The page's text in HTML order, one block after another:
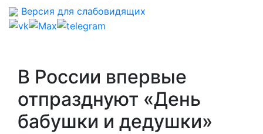
Версия для слабовидящих
В России впервые
отпразднуют «День
бабушки и дедушки»